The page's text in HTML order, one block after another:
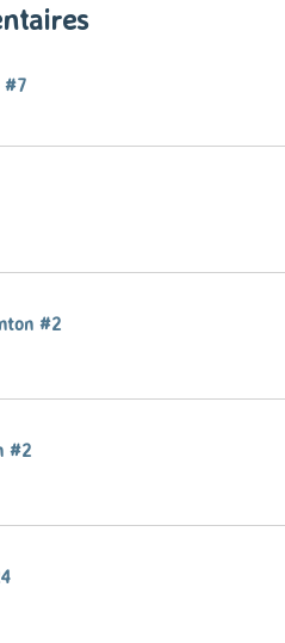
#7
#2
#2